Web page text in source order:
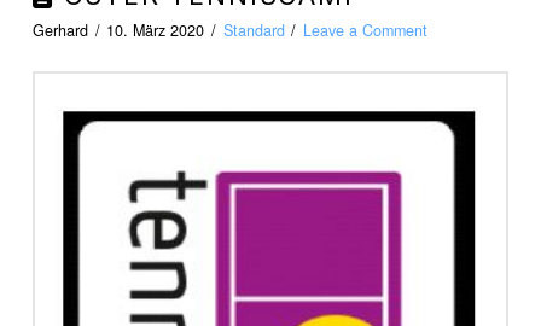
Gerhard 10. März 2020 Standard Leave a Comment